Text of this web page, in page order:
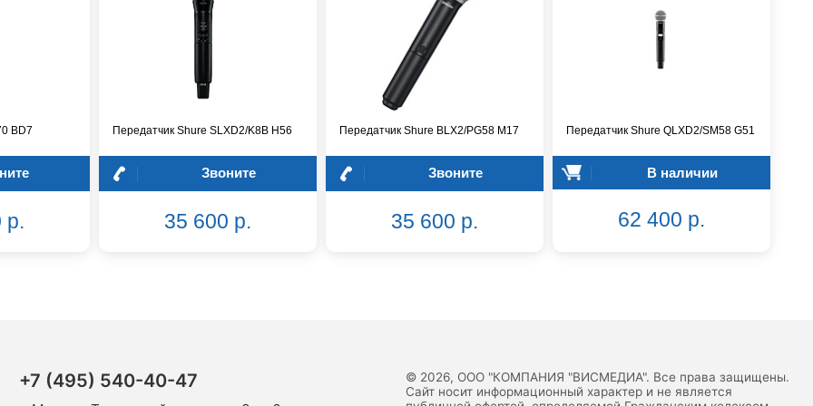
BD7
р.
Передатчик Shure SLXD2/K8B H56
Звоните
35 600 р.
Передатчик Shure BLX2/PG58 M17
Звоните
35 600 р.
Передатчик Shure QLXD2/SM58 G51
В наличии
62 400 р.
+7 (495) 540-40-47
© 2026, ООО "КОМПАНИЯ "ВИСМЕДИА". Все права защищены.
Сайт носит информационный характер и не является